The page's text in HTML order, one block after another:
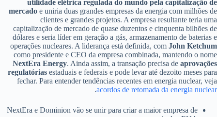
utilidade elétrica regulada do mundo pela capitalização de
mercado e uniria duas grandes empresas da energia com milhões de
clientes e grandes projetos. A empresa resultante teria uma
capitalização de mercado de quase duzentos e cinquenta bilhões de
dólares e seria líder em geração a gás, armazenamento de baterias e
operações nucleares. A liderança está definida, com John Ketchum
como presidente e CEO da empresa combinada, mantendo o nome
NextEra Energy. Ainda assim, a transação precisa de aprovações
regulatórias estaduais e federais e pode levar até dezoito meses para
fechar. Para entender tendências recentes em energia nuclear, veja
acordos de retomada da energia nuclear
.
NextEra e Dominion vão se unir para criar a maior empresa de